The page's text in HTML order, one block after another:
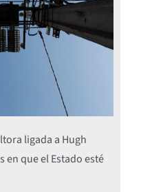
ligada a Hugh
en que el Estado esté